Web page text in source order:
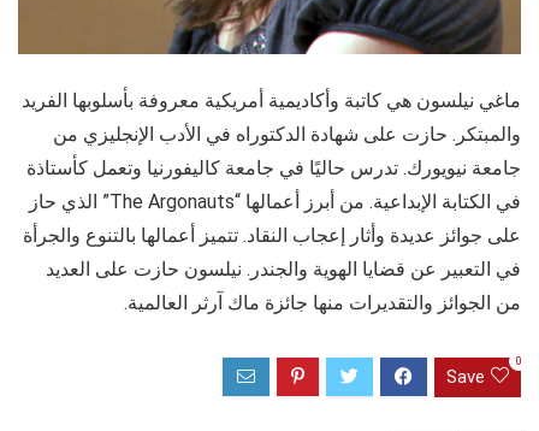
ماغي نيلسون هي كاتبة وأكاديمية أمريكية معروفة بأسلوبها الفريد
والمبتكر. حازت على شهادة الدكتوراه في الأدب الإنجليزي من
جامعة نيويورك. تدرس حاليًا في جامعة كاليفورنيا وتعمل كأستاذة
في الكتابة الإبداعية. من أبرز أعمالها “The Argonauts” الذي حاز
على جوائز عديدة وأثار إعجاب النقاد. تتميز أعمالها بالتنوع والجرأة
في التعبير عن قضايا الهوية والجندر. نيلسون حازت على العديد
من الجوائز والتقديرات منها جائزة ماك آرثر العالمية.
Save
0